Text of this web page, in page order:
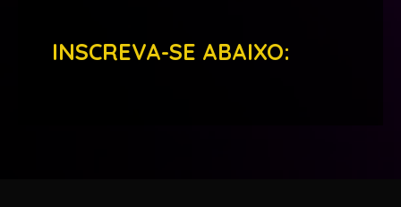
INSCREVA-SE ABAIXO: